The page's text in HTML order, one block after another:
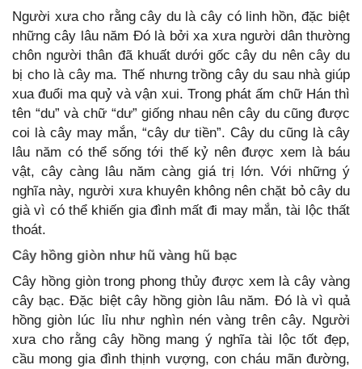
Người xưa cho rằng cây du là cây có linh hồn, đặc biệt
những cây lâu năm Đó là bởi xa xưa người dân thường
chôn người thân đã khuất dưới gốc cây du nên cây du
bị cho là cây ma. Thế nhưng trồng cây du sau nhà giúp
xua đuổi ma quỷ và vận xui. Trong phát ấm chữ Hán thì
tên “du” và chữ “dư” giống nhau nên cây du cũng được
coi là cây may mắn, “cây dư tiền”. Cây du cũng là cây
lâu năm có thể sống tới thế kỷ nên được xem là báu
vật, cây càng lâu năm càng giá trị lớn. Với những ý
nghĩa này, người xưa khuyên không nên chặt bỏ cây du
già vì có thể khiến gia đình mất đi may mắn, tài lộc thất
thoát.
Cây hồng giòn như hũ vàng hũ bạc
Cây hồng giòn trong phong thủy được xem là cây vàng
cây bạc. Đặc biệt cây hồng giòn lâu năm. Đó là vì quả
hồng giòn lúc lỉu như nghìn nén vàng trên cây. Người
xưa cho rằng cây hồng mang ý nghĩa tài lộc tốt đẹp,
cầu mong gia đình thịnh vượng, con cháu mãn đường,